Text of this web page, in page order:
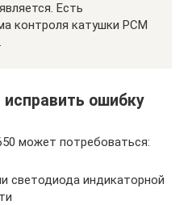
Есть
контроля катушки PCM
ошибку
может потребоваться:
светодиода индикаторной